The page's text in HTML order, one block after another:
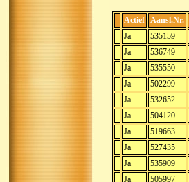
Actief Aansl.Nr.
Ja
535159
Ja
536749
Ja
535550
Ja
502299
Ja
532652
Ja
504120
Ja
519663
Ja
527435
Ja
535909
Ja
505997